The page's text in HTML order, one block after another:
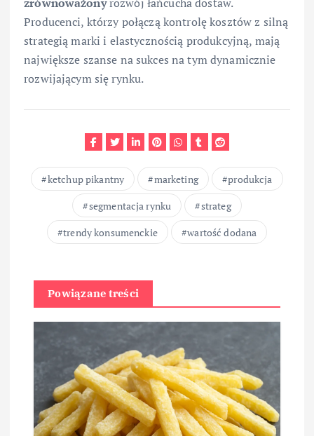
zrównoważonyrozwój łańcucha dostaw.
Producenci, którzy połączą kontrolę kosztów z silną
strategią marki i elastycznością produkcyjną, mają
największe szanse na sukces na tym dynamicznie
rozwijającym się rynku.
ketchup pikantny marketing
produkcja
segmentacja rynku
strateg
trendy konsumenckie
wartość dodana
Powiązane treści